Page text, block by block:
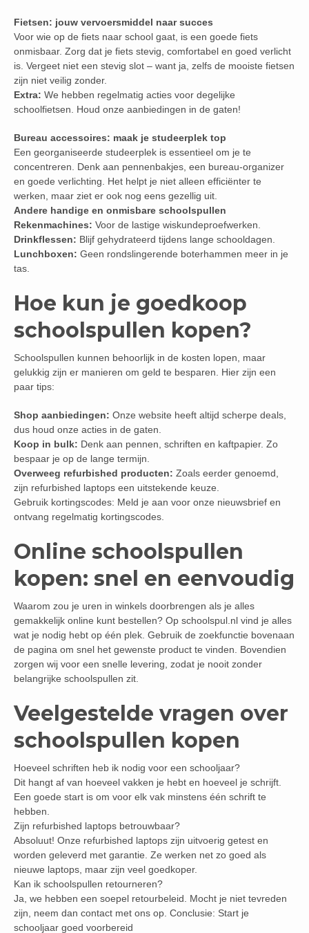
Fietsen: jouw vervoersmiddel naar succes
Voor wie op de fiets naar school gaat, is een goede fiets
onmisbaar. Zorg dat je fiets stevig, comfortabel en goed verlicht
is. Vergeet niet een stevig slot – want ja, zelfs de mooiste fietsen
zijn niet veilig zonder.
Extra: We hebben regelmatig acties voor degelijke
schoolfietsen. Houd onze aanbiedingen in de gaten!
Bureau accessoires: maak je studeerplek top
Een georganiseerde studeerplek is essentieel om je te
concentreren. Denk aan pennenbakjes, een bureau-organizer
en goede verlichting. Het helpt je niet alleen efficiënter te
werken, maar ziet er ook nog eens gezellig uit.
Andere handige en onmisbare schoolspullen
Rekenmachines: Voor de lastige wiskundeproefwerken.
Drinkflessen: Blijf gehydrateerd tijdens lange schooldagen.
Lunchboxen: Geen rondslingerende boterhammen meer in je
tas.
Hoe kun je goedkoop
schoolspullen kopen?
Schoolspullen kunnen behoorlijk in de kosten lopen, maar
gelukkig zijn er manieren om geld te besparen. Hier zijn een
paar tips:
Shop aanbiedingen: Onze website heeft altijd scherpe deals,
dus houd onze acties in de gaten.
Koop in bulk: Denk aan pennen, schriften en kaftpapier. Zo
bespaar je op de lange termijn.
Overweeg refurbished producten: Zoals eerder genoemd,
zijn refurbished laptops een uitstekende keuze.
Gebruik kortingscodes: Meld je aan voor onze nieuwsbrief en
ontvang regelmatig kortingscodes.
Online schoolspullen
kopen: snel en eenvoudig
Waarom zou je uren in winkels doorbrengen als je alles
gemakkelijk online kunt bestellen? Op schoolspul.nl vind je alles
wat je nodig hebt op één plek. Gebruik de zoekfunctie bovenaan
de pagina om snel het gewenste product te vinden. Bovendien
zorgen wij voor een snelle levering, zodat je nooit zonder
belangrijke schoolspullen zit.
Veelgestelde vragen over
schoolspullen kopen
Hoeveel schriften heb ik nodig voor een schooljaar?
Dit hangt af van hoeveel vakken je hebt en hoeveel je schrijft.
Een goede start is om voor elk vak minstens één schrift te
hebben.
Zijn refurbished laptops betrouwbaar?
Absoluut! Onze refurbished laptops zijn uitvoerig getest en
worden geleverd met garantie. Ze werken net zo goed als
nieuwe laptops, maar zijn veel goedkoper.
Kan ik schoolspullen retourneren?
Ja, we hebben een soepel retourbeleid. Mocht je niet tevreden
zijn, neem dan contact met ons op. Conclusie: Start je
schooljaar goed voorbereid